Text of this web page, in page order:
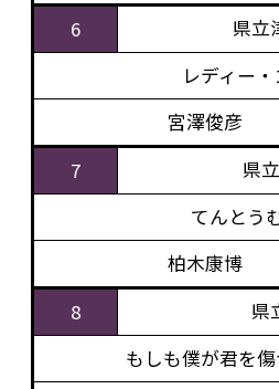
6
県立
レディー
宮澤俊彦
7
県
てんとう
柏木康博
8
県
もしも僕が君を